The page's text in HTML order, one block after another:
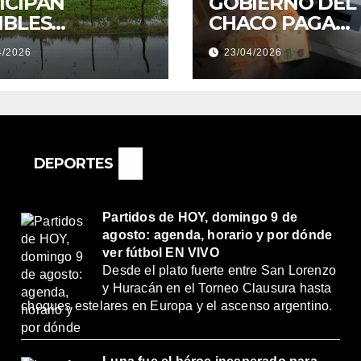
Y
MUY
2026
CHACO PAGA
SUELDOS EL 29
DE ABRIL, CON
2% DE
23/04/2026
DEPORTES
Partidos de HOY, domingo 9 de
agosto: agenda, horario y por dónde
ver fútbol EN VIVO
Desde el plato fuerte entre San Lorenzo
y Huracán en el Torneo Clausura hasta
choques estelares en Europa y el ascenso argentino.